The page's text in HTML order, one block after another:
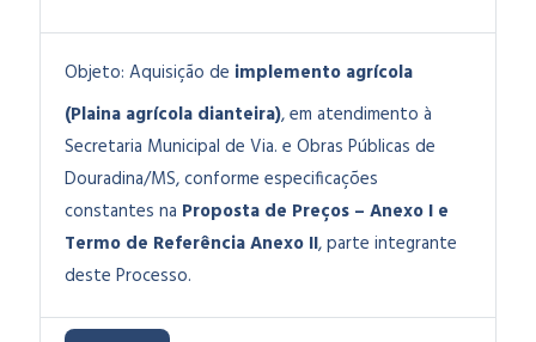
Objeto: Aquisição de implemento agrícola
(Plaina agrícola dianteira), em atendimento à
Secretaria Municipal de Via. e Obras Públicas de
Douradina/MS, conforme especificações
constantes na Proposta de Preços – Anexo I e
Termo de Referência Anexo II, parte integrante
deste Processo.